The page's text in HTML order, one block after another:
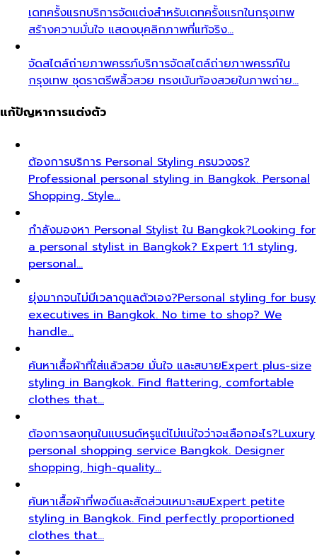
เดทครั้งแรกบริการจัดแต่งสำหรับเดทครั้งแรกในกรุงเทพ
สร้างความมั่นใจ แสดงบุคลิกภาพที่แท้จริง…
จัดสไตล์ถ่ายภาพครรภ์บริการจัดสไตล์ถ่ายภาพครรภ์ใน
กรุงเทพ ชุดราตรีพลิ้วสวย ทรงเน้นท้องสวยในภาพถ่าย…
แก้ปัญหาการแต่งตัว
ต้องการบริการ Personal Styling ครบวงจร?
Professional personal styling in Bangkok. Personal
Shopping, Style…
กำลังมองหา Personal Stylist ใน Bangkok?Looking for
a personal stylist in Bangkok? Expert 1:1 styling,
personal…
ยุ่งมากจนไม่มีเวลาดูแลตัวเอง?Personal styling for busy
executives in Bangkok. No time to shop? We
handle…
ค้นหาเสื้อผ้าที่ใส่แล้วสวย มั่นใจ และสบายExpert plus-size
styling in Bangkok. Find flattering, comfortable
clothes that…
ต้องการลงทุนในแบรนด์หรูแต่ไม่แน่ใจว่าจะเลือกอะไร?Luxury
personal shopping service Bangkok. Designer
shopping, high-quality…
ค้นหาเสื้อผ้าที่พอดีและสัดส่วนเหมาะสมExpert petite
styling in Bangkok. Find perfectly proportioned
clothes that…